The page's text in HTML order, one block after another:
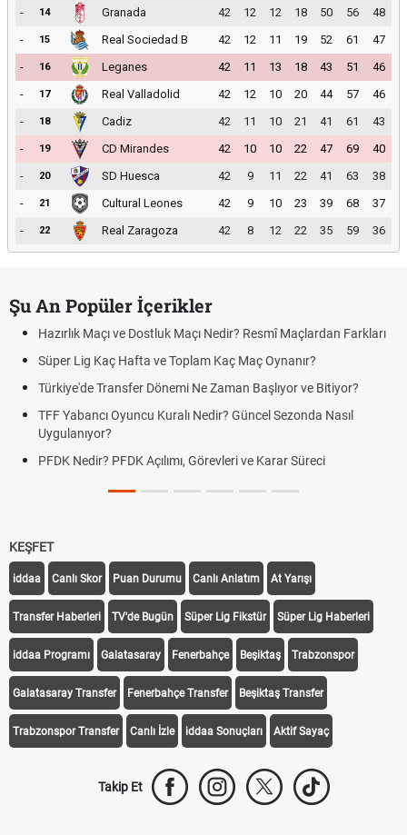
-
14 Granada 42 12 12 18 50 56
48
-
15 Real Sociedad B 42 12 11 19 52 61
47
-
16 Leganes 42 11 13 18 43 51
46
-
17 Real Valladolid 42 12 10 20 44 57
46
-
18 Cadiz 42 11 10 21 41 61
43
-
19 CD Mirandes 42 10 10 22 47 69
40
-
20 SD Huesca 42 9 11 22 41 63
38
-
21 Cultural Leones 42 9 10 23 39 68
37
-
22 Real Zaragoza 42 8 12 22 35 59 36
Şu An Popüler İçerikler
Hazırlık Maçı ve Dostluk Maçı Nedir? Resmî Maçlardan Farkları
Süper Lig Kaç Hafta ve Toplam Kaç Maç Oynanır?
Türkiye'de Transfer Dönemi Ne Zaman Başlıyor ve Bitiyor?
TFF Yabancı Oyuncu Kuralı Nedir? Güncel Sezonda Nasıl
Uygulanıyor?
PFDK Nedir? PFDK Açılımı, Görevleri ve Karar Süreci
KEŞFET
iddaa Canlı Skor Puan Durumu Canlı Anlatım At Yarışı
Transfer Haberleri TV'de Bugün Süper Lig Fikstür Süper Lig Haberleri
iddaa Programı Galatasaray Fenerbahçe Beşiktaş Trabzonspor
Galatasaray Transfer Fenerbahçe Transfer Beşiktaş Transfer
Trabzonspor Transfer Canlı İzle iddaa Sonuçları Aktif Sayaç
Takip Et